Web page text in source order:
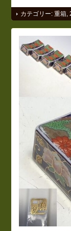
カテゴリー:重箱 ,